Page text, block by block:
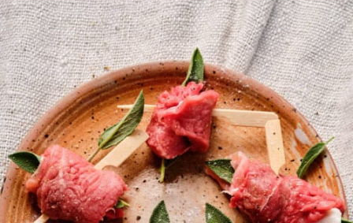
Bekijk
Gourmet
recept
met
kalfsvlees
(saltimbocca)